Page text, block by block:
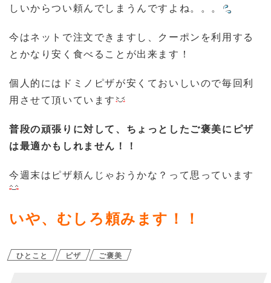
しいからつい頼んでしまうんですよね。。。
今はネットで注文できますし、クーポンを利用する
とかなり安く食べることが出来ます！
個人的にはドミノピザが安くておいしいので毎回利
用させて頂いています
普段の頑張りに対して、ちょっとしたご褒美にピザ
は最適かもしれません！！
今週末はピザ頼んじゃおうかな？って思っています
いや、むしろ頼みます！！
ひとこと ピザ ご褒美